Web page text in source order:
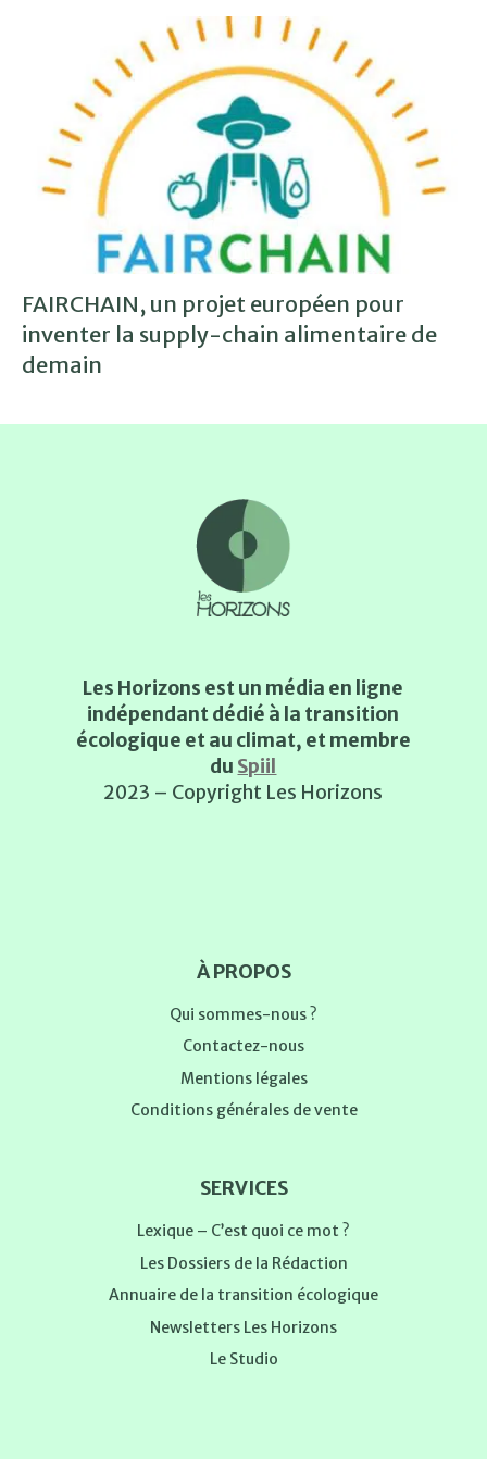
FAIRCHAIN, un projet européen pour
inventer la supply-chain alimentaire de
demain
Les Horizons est un média en ligne
indépendant dédié à la transition
écologique et au climat, et membre
du Spiil
2023 – Copyright Les Horizons
À PROPOS
Qui sommes-nous ?
Contactez-nous
Mentions légales
Conditions générales de vente
SERVICES
Lexique – C’est quoi ce mot ?
Les Dossiers de la Rédaction
Annuaire de la transition écologique
Newsletters Les Horizons
Le Studio